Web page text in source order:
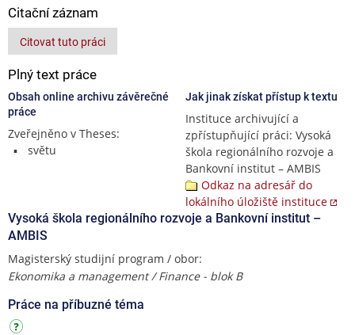
Citační záznam
Citovat tuto práci
Plný text práce
Obsah online archivu závěrečné
práce
Zveřejněno v Theses:
světu
Jak jinak získat přístup k textu
Instituce archivující a
zpřístupňující práci: Vysoká
škola regionálního rozvoje a
Bankovní institut – AMBIS
Odkaz na adresář do
lokálního úložiště instituce
Vysoká škola regionálního rozvoje a Bankovní institut –
AMBIS
Magisterský studijní program / obor:
Ekonomika a management / Finance - blok B
Práce na příbuzné téma